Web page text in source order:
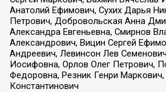
Анатолий Ефимович, Сухих Дарья
Петрович, Добровольская Анна
Александра Евгеньевна, Смирнов
Александрович, Вицин Сергей
Андреевич, Левинсон Лев
Иосифовна, Орлов Олег Петрович,
Федоровна, Резник Генри
Константинович